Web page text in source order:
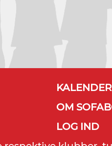
OM
LOG IND